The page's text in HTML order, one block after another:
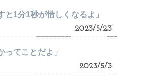
と1分1秒が惜しくなるよ」
2023/5/23
ってことだよ」
2023/5/3